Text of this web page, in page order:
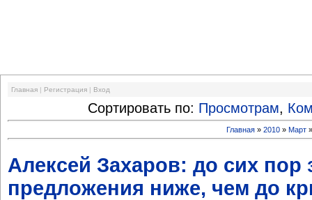
Главная | Регистрация | Вход
Сортировать по: Просмотрам,
Главная »2010 » Март
Алексей Захаров: до сих пор
предложения ниже, чем до